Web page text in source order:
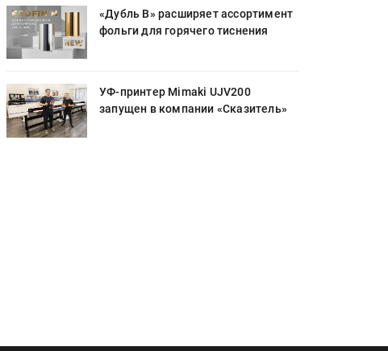
«Дубль В» расширяет ассортимент
фольги для горячего тиснения
УФ-принтер Mimaki UJV200
запущен в компании «Сказитель»